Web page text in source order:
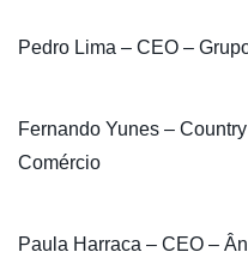
Pedro Lima – CEO –
Fernando Yunes –
Comércio
Paula Harraca – CEO –